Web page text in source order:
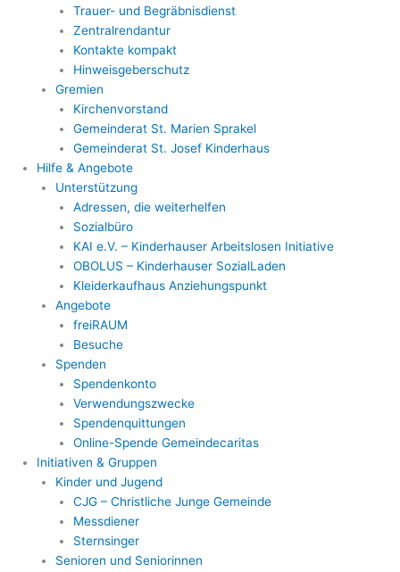
Trauer- und Begräbnisdienst
Zentralrendantur
Kontakte kompakt
Hinweisgeberschutz
Gremien
Kirchenvorstand
Gemeinderat St. Marien Sprakel
Gemeinderat St. Josef Kinderhaus
Hilfe & Angebote
Unterstützung
Adressen, die weiterhelfen
Sozialbüro
KAI e.V. – Kinderhauser Arbeitslosen Initiative
OBOLUS – Kinderhauser SozialLaden
Kleiderkaufhaus Anziehungspunkt
Angebote
freiRAUM
Besuche
Spenden
Spendenkonto
Verwendungszwecke
Spendenquittungen
Online-Spende Gemeindecaritas
Initiativen & Gruppen
Kinder und Jugend
CJG – Christliche Junge Gemeinde
Messdiener
Sternsinger
Senioren und Seniorinnen